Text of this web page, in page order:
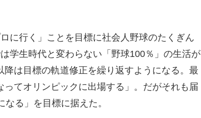
に行く」ことを目標に社会人野球のたくぎん
学生時代と変わらない「野球100％」の生活が
は目標の軌道修正を繰り返すようになる。最
てオリンピックに出場する」。だがそれも届
る」を目標に据えた。